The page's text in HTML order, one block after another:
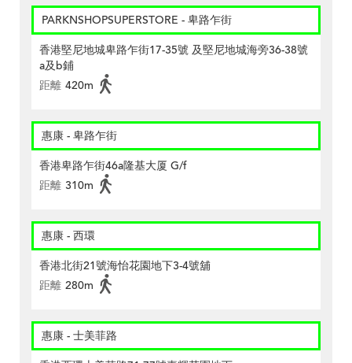
PARKNSHOPSUPERSTORE - 卑路乍街
香港堅尼地城卑路乍街17-35號 及堅尼地城海旁36-38號
a及b鋪
距離 420m
惠康 - 卑路乍街
香港卑路乍街46a隆基大厦 G/f
距離 310m
惠康 - 西環
香港北街21號海怡花園地下3-4號舖
距離 280m
惠康 - 士美菲路